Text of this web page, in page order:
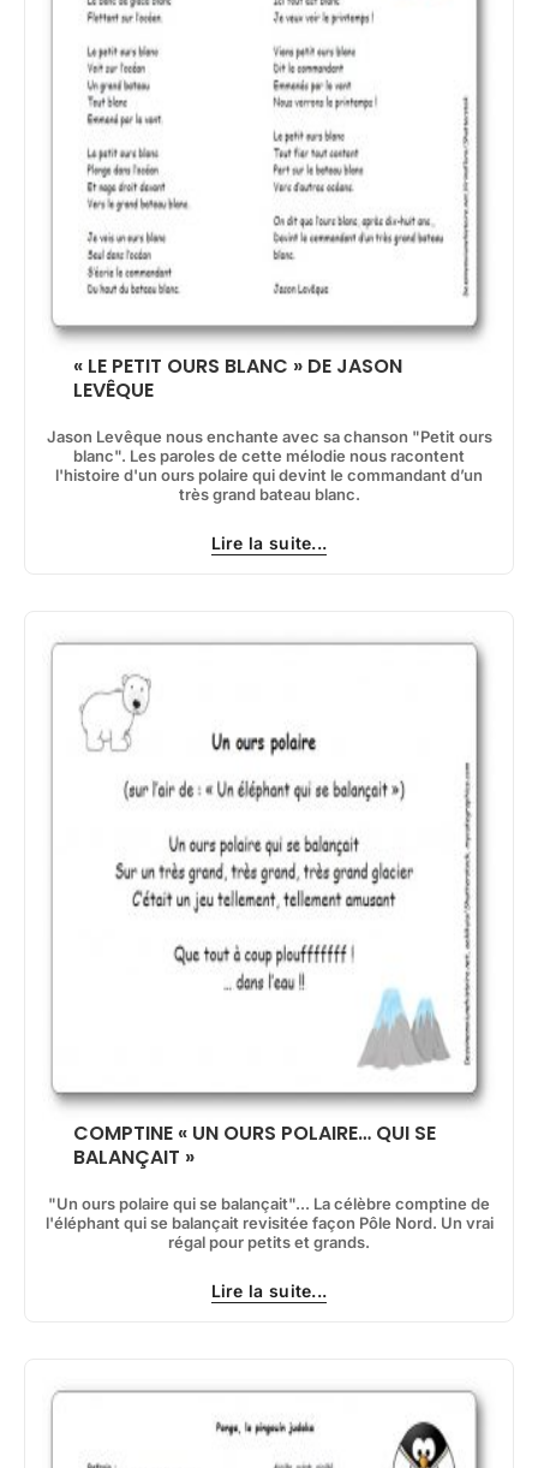
« LE PETIT OURS BLANC » DE JASON
LEVÊQUE
Jason Levêque nous enchante avec sa chanson "Petit ours
blanc". Les paroles de cette mélodie nous racontent
l'histoire d'un ours polaire qui devint le commandant d’un
très grand bateau blanc.
Lire la suite...
COMPTINE « UN OURS POLAIRE… QUI SE
BALANÇAIT »
"Un ours polaire qui se balançait"... La célèbre comptine de
l'éléphant qui se balançait revisitée façon Pôle Nord. Un vrai
régal pour petits et grands.
Lire la suite...